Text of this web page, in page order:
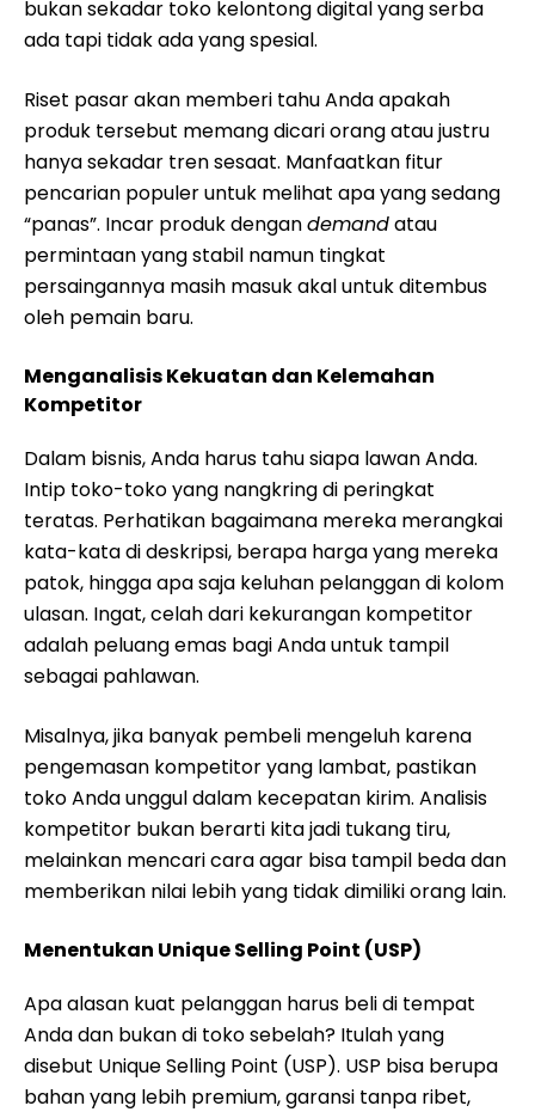
bukan sekadar toko kelontong digital yang serba
ada tapi tidak ada yang spesial.
Riset pasar akan memberi tahu Anda apakah
produk tersebut memang dicari orang atau justru
hanya sekadar tren sesaat. Manfaatkan fitur
pencarian populer untuk melihat apa yang sedang
“panas”. Incar produk dengandemandatau
permintaan yang stabil namun tingkat
persaingannya masih masuk akal untuk ditembus
oleh pemain baru.
Menganalisis Kekuatan dan Kelemahan
Kompetitor
Dalam bisnis, Anda harus tahu siapa lawan Anda.
Intip toko-toko yang nangkring di peringkat
teratas. Perhatikan bagaimana mereka merangkai
kata-kata di deskripsi, berapa harga yang mereka
patok, hingga apa saja keluhan pelanggan di kolom
ulasan. Ingat, celah dari kekurangan kompetitor
adalah peluang emas bagi Anda untuk tampil
sebagai pahlawan.
Misalnya, jika banyak pembeli mengeluh karena
pengemasan kompetitor yang lambat, pastikan
toko Anda unggul dalam kecepatan kirim. Analisis
kompetitor bukan berarti kita jadi tukang tiru,
melainkan mencari cara agar bisa tampil beda dan
memberikan nilai lebih yang tidak dimiliki orang lain.
Menentukan Unique Selling Point (USP)
Apa alasan kuat pelanggan harus beli di tempat
Anda dan bukan di toko sebelah? Itulah yang
disebut Unique Selling Point (USP). USP bisa berupa
bahan yang lebih premium, garansi tanpa ribet,